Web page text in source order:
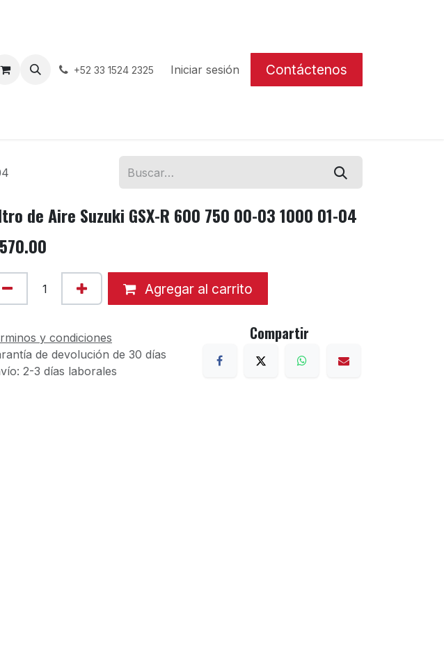
Contáctenos+52 33 1524 2325 Iniciar sesión Contáctenos
de Aire Suzuki GSX-R 600 750 00-03 1000 01-04
570.00
Agregar al carrito
y condiciones
de devolución de 30 días
2-3 días laborales
Compartir